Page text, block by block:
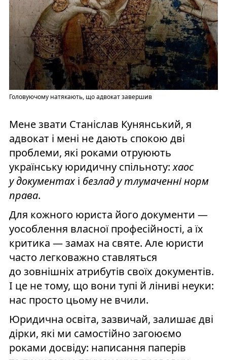
Головуючому натякають, що адвокат завершив
Мене звати Станіслав Кунянський, я
адвокат і мені не дають спокою дві
проблеми, які роками отруюють
українську юридичну спільноту:хаос
у документахі безлад у тлумаченні норм
права.
Для кожного юриста його документи —
уособлення власної професійності, а їх
критика — замах на святе. Але юристи
часто легковажно ставляться
до зовнішніх атрибутів своїх документів.
І це не тому, що вони тупі й ліниві неуки:
нас просто цьому не вчили.
Юридична освіта, зазвичай, залишає дві
дірки, які ми самостійно загоюємо
роками досвіду: написання паперів